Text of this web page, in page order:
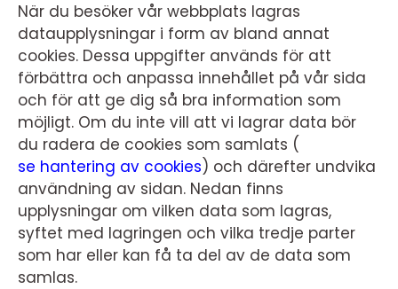
När du besöker vår webbplats lagras
dataupplysningar i form av bland annat
cookies. Dessa uppgifter används för att
förbättra och anpassa innehållet på vår sida
och för att ge dig så bra information som
möjligt. Om du inte vill att vi lagrar data bör
du radera de cookies som samlats (
se hantering av cookies) och därefter undvika
användning av sidan. Nedan finns
upplysningar om vilken data som lagras,
syftet med lagringen och vilka tredje parter
som har eller kan få ta del av de data som
samlas.